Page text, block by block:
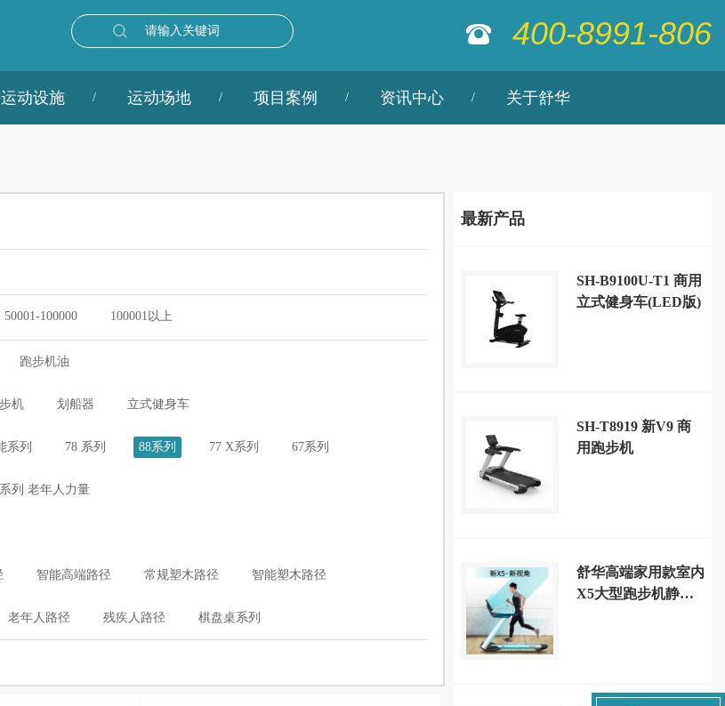
400-8991-806
请输入关键词
动设施 运动场地 项目案例 资讯中心 关于舒华
50001-100000 100001以上
跑步机油
机 划船器 立式健身车
系列 78 系列 88系列 77 X系列 67系列
列 老年人力量
智能高端路径 常规塑木路径 智能塑木路径
老年人路径 残疾人路径 棋盘桌系列
最新产品
SH-B9100U-T1 商用
立式健身车(LED版)
SH-T8919 新V9 商
用跑步机
舒华高端家用款室内
X5大型跑步机静音